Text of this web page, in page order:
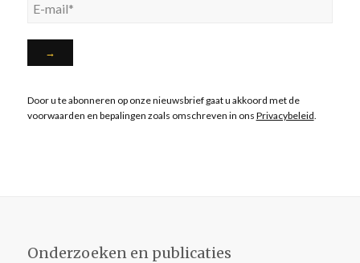
Door u te abonneren op onze nieuwsbrief gaat u akkoord met de
voorwaarden en bepalingen zoals omschreven in ons Privacybeleid.
Onderzoeken en publicaties